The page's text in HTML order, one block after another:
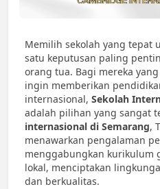
Memilih sekolah yang tepat
satu keputusan paling
orang tua. Bagi mereka
ingin memberikan
internasional, Sekolah
adalah pilihan yang sangat
internasional di Semarang,
menawarkan pengalaman
menggabungkan kurikulum
lokal, menciptakan
dan berkualitas.